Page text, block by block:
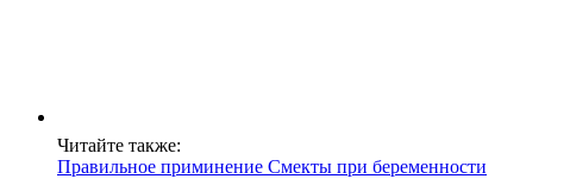
Читайте также:
Правильное приминение Смекты при беременности